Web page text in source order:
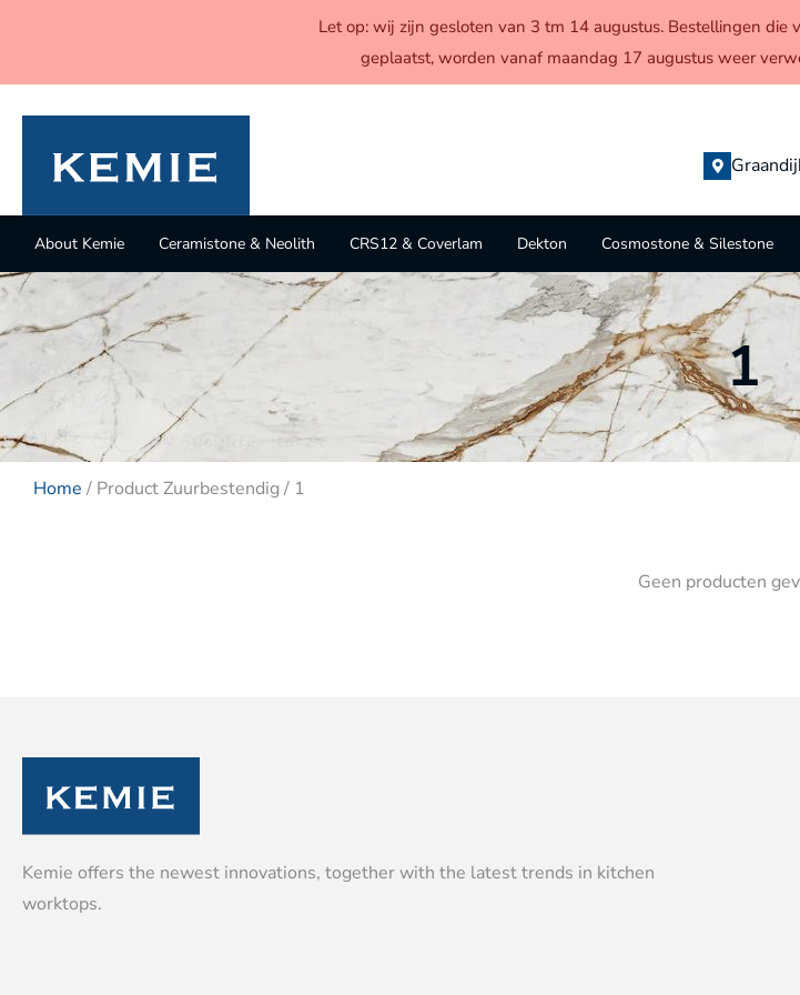
About Kemie Ceramistone & Neolith CRS12 & Coverlam Dekton Cosmostone & Silestone
1
Home / Product Zuurbestendig / 1
Geen producten
Kemie offers the newest innovations, together with the latest trends in kitchen
worktops.
Let op: wij zijn gesloten van 3 tm 14 augustus. Bestellingen
geplaatst, worden vanaf maandag 17 augustus weer